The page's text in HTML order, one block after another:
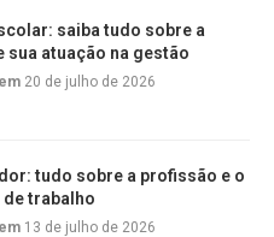
saiba tudo sobre a
sua atuação na gestão
20 de julho de 2026
tudo sobre a profissão e o
trabalho
13 de julho de 2026